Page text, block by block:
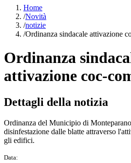
Home
/Novità
/notizie
/Ordinanza sindacale attivazione
Ordinanza
attivazione coc-
Dettagli della notizia
Ordinanza del Municipio di
disinfestazione dalle blatte attraverso
gli edifici.
Data: